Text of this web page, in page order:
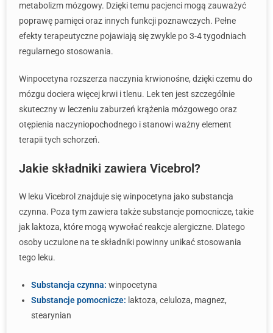
metabolizm mózgowy. Dzięki temu pacjenci mogą zauważyć
poprawę pamięci oraz innych funkcji poznawczych. Pełne
efekty terapeutyczne pojawiają się zwykle po 3-4 tygodniach
regularnego stosowania.
Winpocetyna rozszerza naczynia krwionośne, dzięki czemu do
mózgu dociera więcej krwi i tlenu. Lek ten jest szczególnie
skuteczny w leczeniu zaburzeń krążenia mózgowego oraz
otępienia naczyniopochodnego i stanowi ważny element
terapii tych schorzeń.
Jakie składniki zawiera Vicebrol?
W leku Vicebrol znajduje się winpocetyna jako substancja
czynna. Poza tym zawiera także substancje pomocnicze, takie
jak laktoza, które mogą wywołać reakcje alergiczne. Dlatego
osoby uczulone na te składniki powinny unikać stosowania
tego leku.
Substancja czynna: winpocetyna
Substancje pomocnicze: laktoza, celuloza, magnez,
stearynian